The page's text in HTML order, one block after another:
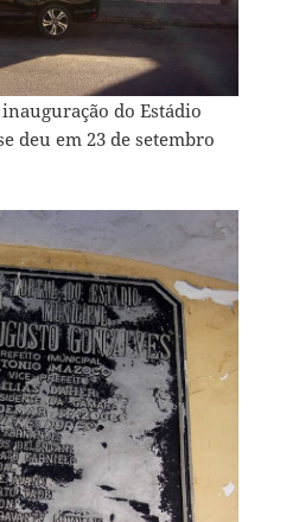
do Estádio
deu em 23 de setembro